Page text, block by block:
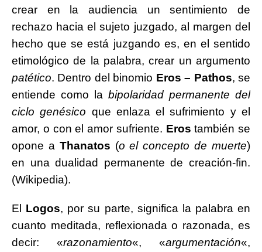
crear en la audiencia un sentimiento de
rechazo hacia el sujeto juzgado, al margen del
hecho que se está juzgando es, en el sentido
etimológico de la palabra, crear un argumento
patético. Dentro del binomio Eros – Pathos, se
entiende como la bipolaridad permanente del
ciclo genésico que enlaza el sufrimiento y el
amor, o con el amor sufriente. Eros también se
opone a Thanatos (o el concepto de muerte)
en una dualidad permanente de creación-fin.
(Wikipedia).
El Logos, por su parte, significa la palabra en
cuanto meditada, reflexionada o razonada, es
decir: «razonamiento«, «argumentación«,